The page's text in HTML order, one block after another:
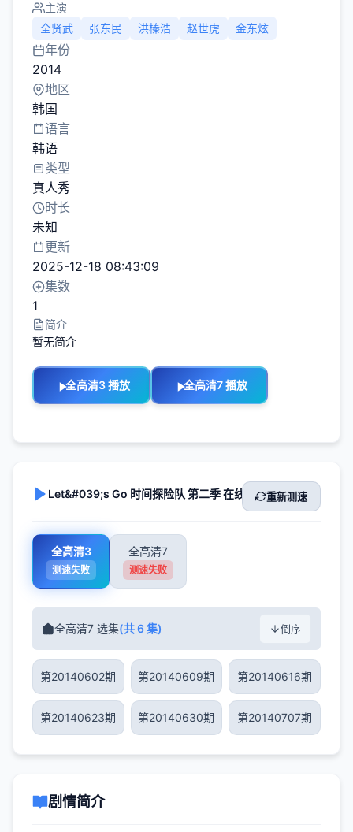
主演
全贤武
张东民 洪榛浩 赵世虎 金东炫
年份
2014
地区
韩国
语言
韩语
类型
真人秀
时长
未知
更新
2025-12-18 08:43:09
集数
1
简介
暂无简介
全高清3 播放 全高清7 播放
Let&#039;s Go 时间探险队 第二季 在线播放重新测速
全高清3
测速失败
全高清7
测速失败
全高清7 选集(共 6 集) 倒序
第20140602期 第20140609期 第20140616期
第20140623期 第20140630期 第20140707期
剧情简介